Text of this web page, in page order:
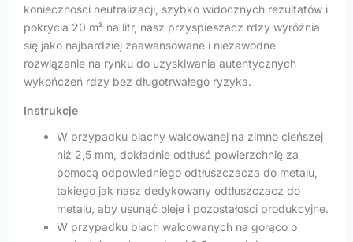
konieczności neutralizacji, szybko widocznych rezultatów i
pokrycia 20 m² na litr, nasz przyspieszacz rdzy wyróżnia
się jako najbardziej zaawansowane i niezawodne
rozwiązanie na rynku do uzyskiwania autentycznych
wykończeń rdzy bez długotrwałego ryzyka.
Instrukcje
W przypadku blachy walcowanej na zimno cieńszej
niż 2,5 mm, dokładnie odtłuść powierzchnię za
pomocą odpowiedniego odtłuszczacza do metalu,
takiego jak nasz dedykowany odtłuszczacz do
metalu, aby usunąć oleje i pozostałości produkcyjne.
W przypadku blach walcowanych na gorąco o